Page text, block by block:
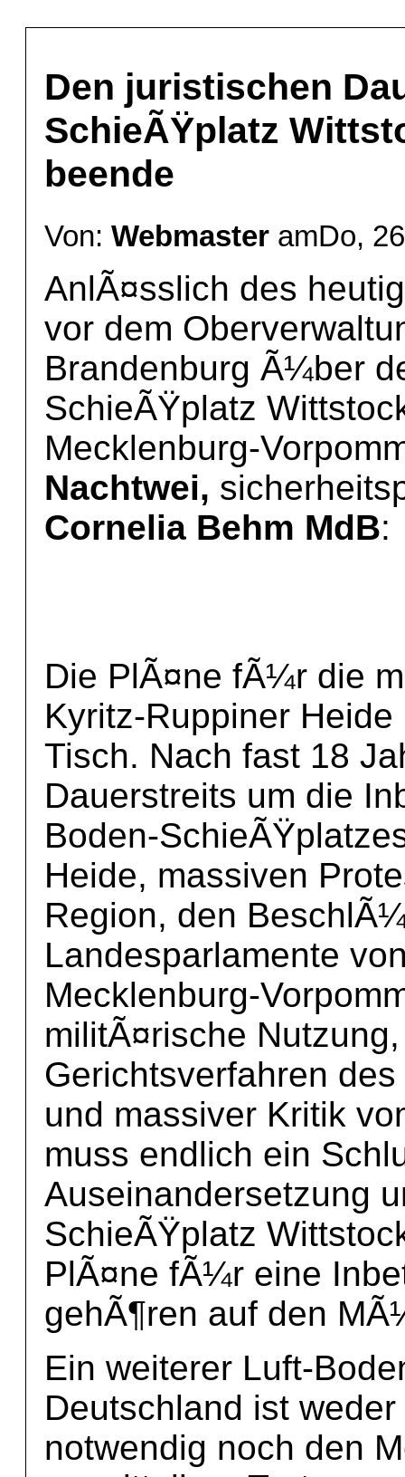
Den juristischen
SchieÃŸplatz
beende
Von: Webmaster amDo,
AnlÃ¤sslich des
vor dem
Brandenburg Ã¼ber
SchieÃŸplatz
Mecklenburg-
Nachtwei,
Cornelia Behm MdB:
Die PlÃ¤ne fÃ¼r die
Kyritz-Ruppiner
Tisch. Nach fast 18
Dauerstreits um die
Boden-
Heide, massiven
Region, den
Landesparlamente
Mecklenburg-
militÃ¤rische
Gerichtsverfahren
und massiver Kritik
muss endlich ein
Auseinandersetzung
SchieÃŸplatz
PlÃ¤ne fÃ¼r eine
gehÃ¶ren auf den
Ein weiterer Luft-
Deutschland ist
notwendig noch den